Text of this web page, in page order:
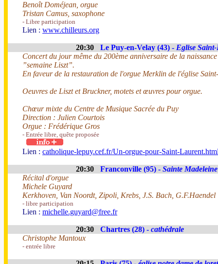
Benoît Doméjean, orgue
Tristan Camus, saxophone
- Libre participation
Lien : www.chilleurs.org
20:30 Le Puy-en-Velay (43) - Eglise
Concert du jour même du 200ème anniversaire de la
”semaine Liszt”.
En faveur de la restauration de l'orgue Merklin de l'église
Oeuvres de Liszt et Bruckner, motets et œuvres pour orgue.
Chœur mixte du Centre de Musique Sacrée du Puy
Direction : Julien Courtois
Orgue : Frédérique Gros
- Entrée libre, quête proposée
Lien : catholique-lepuy.cef.fr/Un-orgue-pour-Saint-
20:30 Franconville (95) - Sainte Madeleine
Récital d'orgue
Michele Guyard
Kerkhoven, Van Noordt, Zipoli, Krebs, J.S. Bach, G.F.Haendel
- libre participation
Lien : michelle.guyard@free.fr
20:30 Chartres (28) - cathédrale
Christophe Mantoux
- entrée libre